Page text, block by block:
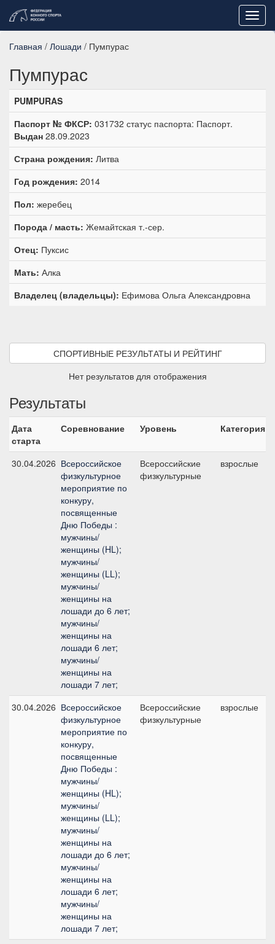
Главная / Лошади / Пумпурас
Пумпурас
PUMPURAS
Паспорт № ФКСР: 031732 статус паспорта: Паспорт.
Выдан 28.09.2023
Страна рождения: Литва
Год рождения: 2014
Пол: жеребец
Порода / масть: Жемайтская т.-сер.
Отец: Пуксис
Мать: Алка
Владелец (владельцы): Ефимова Ольга Александровна
СПОРТИВНЫЕ РЕЗУЛЬТАТЫ И РЕЙТИНГ
Нет результатов для отображения
Результаты
Дата
старта
Соревнование Уровень Категория
30.04.2026 Всероссийское
физкультурное
мероприятие по
конкуру,
посвященные
Дню Победы :
мужчины/
женщины (HL);
мужчины/
женщины (LL);
мужчины/
женщины на
лошади до 6 лет;
мужчины/
женщины на
лошади 6 лет;
мужчины/
женщины на
лошади 7 лет;
Всероссийские
физкультурные
взрослые
30.04.2026 Всероссийское
физкультурное
мероприятие по
конкуру,
посвященные
Дню Победы :
мужчины/
женщины (HL);
мужчины/
женщины (LL);
мужчины/
женщины на
лошади до 6 лет;
мужчины/
женщины на
лошади 6 лет;
мужчины/
женщины на
лошади 7 лет;
Всероссийские
физкультурные
взрослые